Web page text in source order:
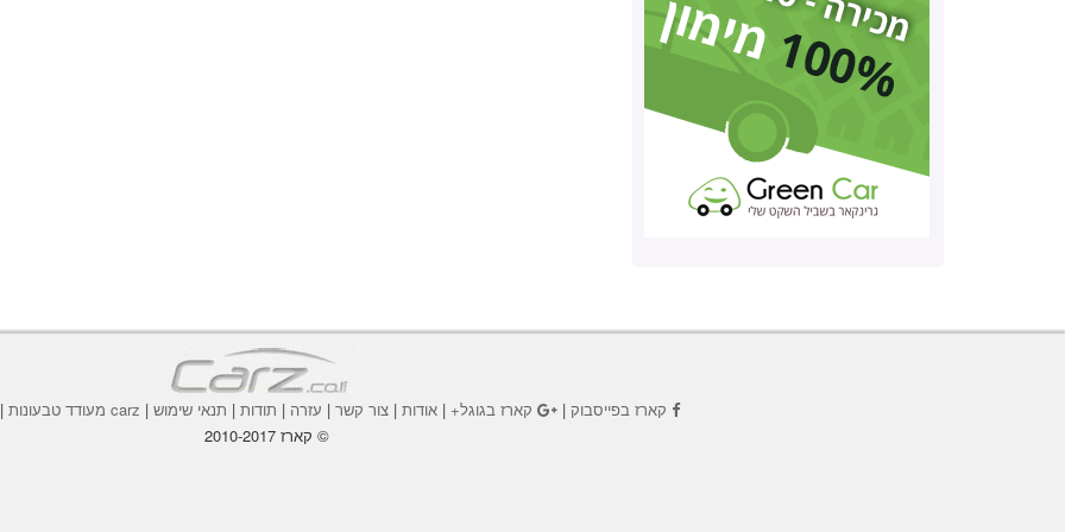
קארז בפייסבוק | קארז בגוגל+ | אודות | צור קשר | עזרה | תודות | תנאי שימוש | carz מעודד טבעונות |
© קארז 2010-2017